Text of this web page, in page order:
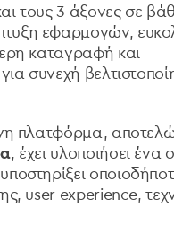
τους 3 άξονες σε
εφαρμογών,
καταγραφή και
συνεχή
πλατφόρμα,
, έχει υλοποιήσει ένα
user experience,